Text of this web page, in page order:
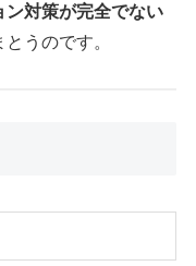
ン対策が完全でない
うのです。